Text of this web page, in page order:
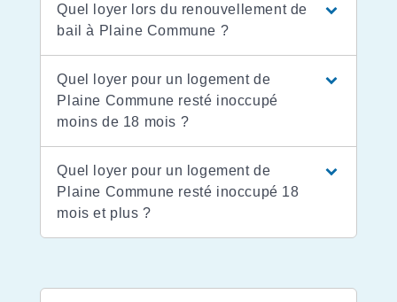
Quel loyer lors du renouvellement de
bail à Plaine Commune ?
Quel loyer pour un logement de
Plaine Commune resté inoccupé
moins de 18 mois ?
Quel loyer pour un logement de
Plaine Commune resté inoccupé 18
mois et plus ?